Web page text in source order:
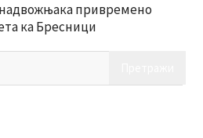
привремено
ка Бресници